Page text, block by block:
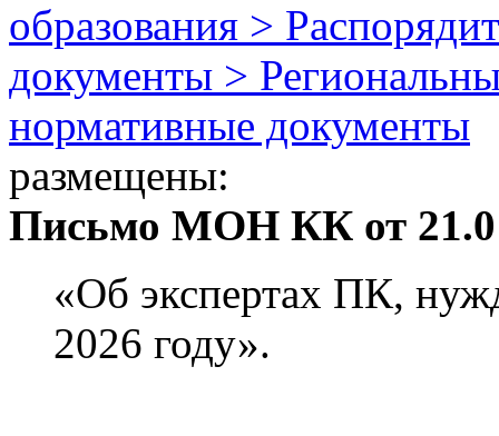
образования >
документы >
нормативные документы
размещены:
Письмо МОН КК от
«Об экспертах ПК,
2026 году».